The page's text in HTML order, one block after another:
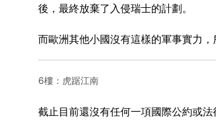
後，最終放棄了入侵瑞士的計劃。
而歐洲其他小國沒有這樣的軍事實力，
6樓：虎踞江南
截止目前還沒有任何一項國際公約或法